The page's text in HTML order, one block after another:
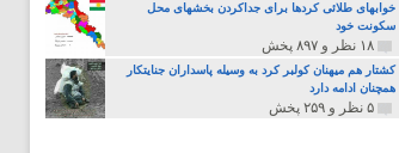
خوابهای طلائی کردها برای جداکردن بخشهای محل
سکونت خود
۱۸ نظر و ۸۹۷ پخش
کشتار هم میهنان کولبر کرد به وسیله پاسداران جنایتکار
همچنان ادامه دارد
۵ نظر و ۲۵۹ پخش